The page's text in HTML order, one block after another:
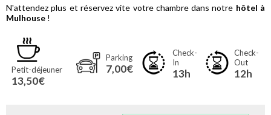
N'attendez plus et réservez vite votre chambre dans notre hôtel à
Mulhouse !
Petit-déjeuner
13,50€
Parking
7,00€
Check-
In
13h
Check-
Out
12h